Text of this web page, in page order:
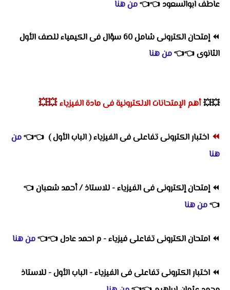
عاطف ابوالسعود 👈
👈من هنا
⏪
إمتحان الكترونى شامل 60 سؤال فى الكيمياء للصف الأول
الثانوى👈
👈من هنا
💥💥 أهم الإمتحانات الالكترونية فى مادة الفيزياء 💥💥
⏪ اختبار الكترونى تفاعلى فى الفيزياء ( الباب الأول ) 👈
👈من
هنا
⏪إمتحان إلكترونى فى الفيزياء - للاستاذ / أحمد شعبان👈
👈من هنا
⏪ امتحان الكترونى تفاعلى فيزياء - م احمد عادل👈
👈من هنا
⏪ اختبار الكترونى تفاعلى فى الفيزياء - الباب الأول - للاستاذ